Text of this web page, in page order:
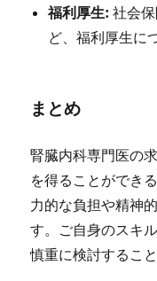
福利厚生: 社会
ど、福利厚生に
まとめ
腎臓内科専門医の
を得ることができ
力的な負担や精神
す。ご自身のスキ
慎重に検討するこ